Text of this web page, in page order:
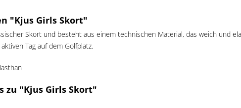
"Kjus Girls Skort"
Skort und besteht aus einem technischen Material, das weich und
Tag auf dem Golfplatz.
zu "Kjus Girls Skort"